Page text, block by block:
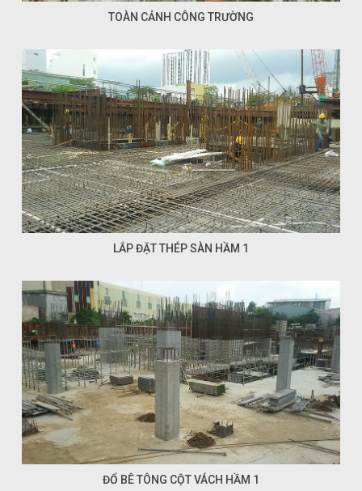
TOÀN CẢNH CÔNG TRƯỜNG
LẮP ĐẶT THÉP SÀN HẦM 1
ĐỔ BÊ TÔNG CỘT VÁCH HẦM 1